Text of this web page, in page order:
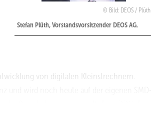
Bild: DEOS / Plüth
Stefan Plüth, Vorstandsvorsitzender DEOS AG.
von digitalen Kleinstrechnern.